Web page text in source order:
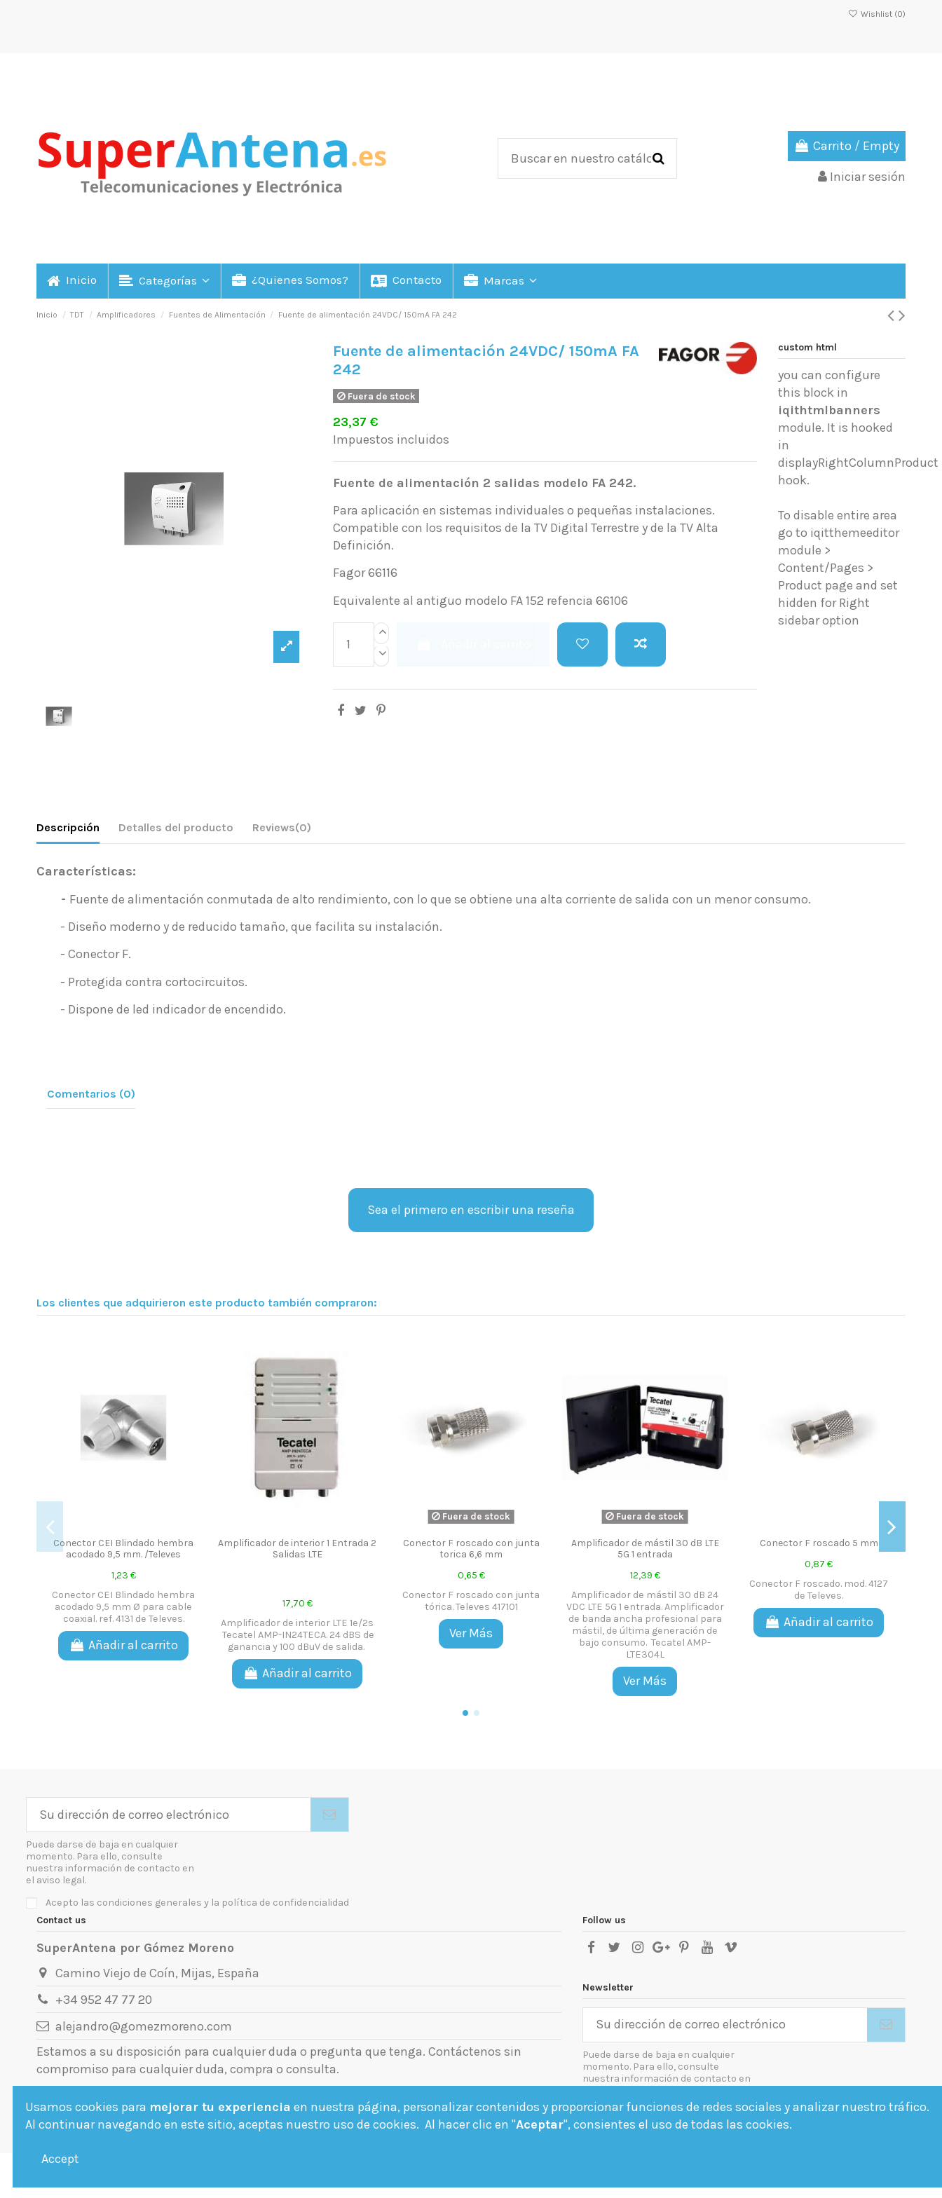
Wishlist (0)
Carrito / Empty
Iniciar sesión
Inicio Categorías ¿Quienes Somos? Contacto Marcas
Inicio TDT Amplificadores Fuentes de Alimentación Fuente de alimentación 24VDC/ 150mA FA 242
Fuente de alimentación 24VDC/ 150mA FA
242
Fuera de stock
23,37 €
Impuestos incluidos
Fuente de alimentación 2 salidas modelo FA 242.
Para aplicación en sistemas individuales o pequeñas instalaciones.
Compatible con los requisitos de la TV Digital Terrestre y de la TV Alta
Definición.
Fagor 66116
Equivalente al antiguo modelo FA 152 refencia 66106
custom html
you can configure
this block in
iqithtmlbanners
module. It is hooked
in
displayRightColumnProduct
hook.
To disable entire area
go to iqitthemeeditor
module >
Content/Pages >
Product page and set
hidden for Right
sidebar option
Descripción Detalles del producto Reviews(0)
Características:
- Fuente de alimentación conmutada de alto rendimiento, con lo que se obtiene una alta corriente de salida con un menor consumo.
- Diseño moderno y de reducido tamaño, que facilita su instalación.
- Conector F.
- Protegida contra cortocircuitos.
- Dispone de led indicador de encendido.
Comentarios (0)
Sea el primero en escribir una reseña
Los clientes que adquirieron este producto también compraron:
Distribuidor 2 salidas UDF-205.
Paso de corriente
6,74 €
Distribuidores de interior serie
UDF-205. Elementos de
distribución idóneos para
instalaciones ICT. Ikusi 2075
Añadir al carrito
Soporte TV LCD-PLASMA
Soporte Articulado para TV LCD-
de 30", mod: TRIDIRECTION, ref:
AC0521E de Tboston.
Ver Más
Conector CEI Blindado macho
acodado 9,5 mm. / Televes
1,23 €
Conector CEI Blindado macho
acodado 9,5 mm Ø para cable
coaxial. ref. 4130 de Televes.
Añadir al carrito
Cable Coaxial Televes CXT blanco
8,75 €
Cable Coaxial gama CXT. Vivo
cobre, malla aluminio cobreado.
Rollito de 10 metros
Añadir al carrito
Amplificador de Mastil 2e, 4s,
VHF/UHF-FI. Easy F
46,73 €
Amplificador de Mastil de 2
Frecuencia 47-2200MHz. Easy F.
mod. 5354 de Televes.
Puede darse de baja en cualquier
momento. Para ello, consulte
nuestra información de contacto en
el aviso legal.
Acepto las condiciones generales y la política de confidencialidad
Contact us
SuperAntena por Gómez Moreno
Camino Viejo de Coín, Mijas, España
+34 952 47 77 20
alejandro@gomezmoreno.com
Estamos a su disposición para cualquier duda o pregunta que tenga. Contáctenos sin
compromiso para cualquier duda, compra o consulta.
Follow us
Newsletter
Puede darse de baja en cualquier
momento. Para ello, consulte
nuestra información de contacto en
Acepto las condiciones generales y la política de confidencialidad
Usamos cookies para mejorar tu experiencia en nuestra página, personalizar contenidos y proporcionar funciones de redes sociales y analizar nuestro tráfico.
Al continuar navegando en este sitio, aceptas nuestro uso de cookies. Al hacer clic en "Aceptar", consientes el uso de todas las cookies.
Accept